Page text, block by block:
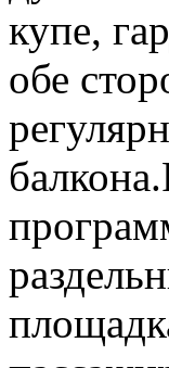
купе,
обе